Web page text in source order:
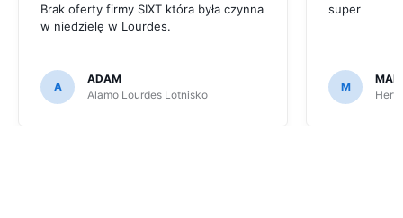
Brak oferty firmy SIXT która była czynna
w niedzielę w Lourdes.
A
ADAM
Alamo Lourdes Lotnisko
super
M